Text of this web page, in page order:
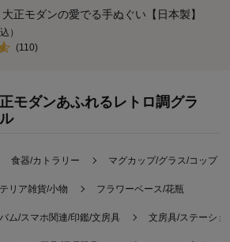
正モダンの愛でる手ぬぐい【日本製】
）
(110)
モダンあふれるレトロ調グラ
食器/カトラリー マグカップ/グラス/コップ
リア雑貨/小物 フラワーベース/花瓶
ム/スマホ関連/印鑑/文房具 文房具/ステーショ